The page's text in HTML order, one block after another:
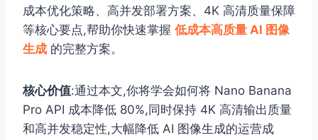
成本优化策略、高并发部署方案、4K 高清质量保障
等核心要点,帮助你快速掌握 低成本高质量 AI 图像
生成 的完整方案。
核心价值:通过本文,你将学会如何将 Nano Banana
Pro API 成本降低 80%,同时保持 4K 高清输出质量
和高并发稳定性,大幅降低 AI 图像生成的运营成